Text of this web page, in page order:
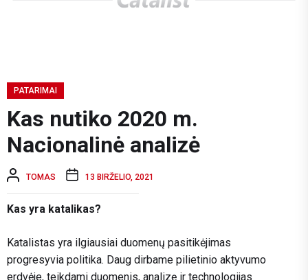
PATARIMAI
Kas nutiko 2020 m.
Nacionalinė analizė
TOMAS 13 BIRŽELIO, 2021
Kas yra katalikas?
Katalistas yra ilgiausiai duomenų pasitikėjimas
progresyvia politika. Daug dirbame pilietinio aktyvumo
erdvėje, teikdami duomenis, analizę ir technologijas